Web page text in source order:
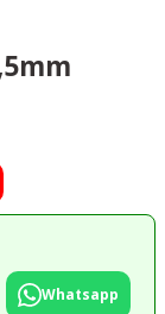
Whatsapp